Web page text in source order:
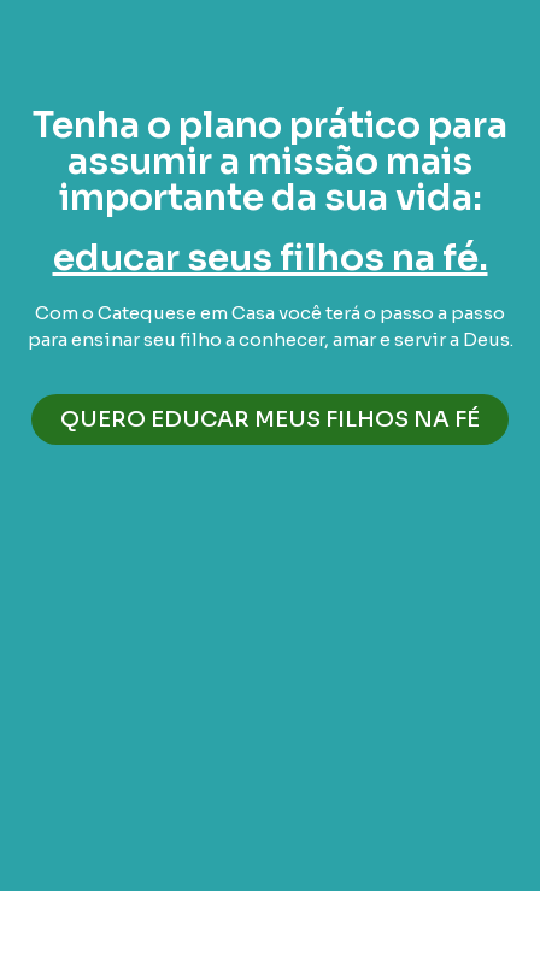
Tenha o plano prático para
assumir a missão mais
importante da sua vida:
educar seus filhos na fé.
Com o Catequese em Casa você terá o passo a passo
para ensinar seu filho a conhecer, amar e servir a Deus.
QUERO EDUCAR MEUS FILHOS NA FÉ